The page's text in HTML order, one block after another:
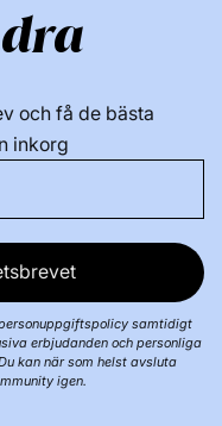
och få de bästa
inkorg
samtidigt
erbjudanden och personliga
kan när som helst avsluta
igen.